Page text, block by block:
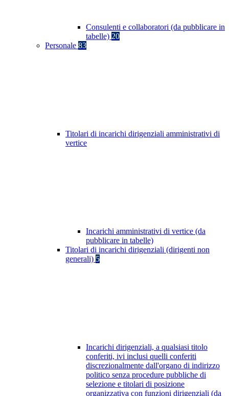
Consulenti e collaboratori (da pubblicare in
tabelle) 20
Personale 83
Titolari di incarichi dirigenziali amministrativi di
vertice
Incarichi amministrativi di vertice (da
pubblicare in tabelle)
Titolari di incarichi dirigenziali (dirigenti non
generali) 5
Incarichi dirigenziali, a qualsiasi titolo
conferiti, ivi inclusi quelli conferiti
discrezionalmente dall'organo di indirizzo
politico senza procedure pubbliche di
selezione e titolari di posizione
organizzativa con funzioni dirigenziali (da